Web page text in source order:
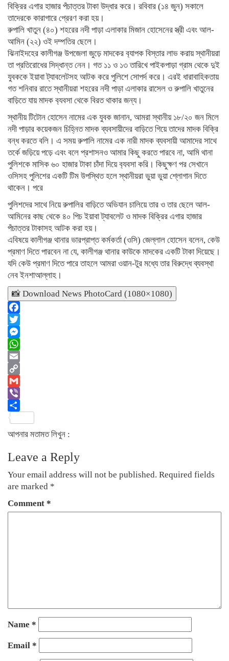
বিক্রির এগার হাজার পঁচাত্তর টাকা উদ্ধার করে। রবিবার (১৪ জুন) সকালে
তাদেরকে কারাগারে প্রেরণ করা হয়।
রুপালি খাতুন (৪০) শহরের নদী পাড়া এলাকার মিজান হোসেনের স্ত্রী এবং আল-
আমিন (২২) ওই দম্পতির ছেলে।
ঝিনাইদহের কালীগঞ্জ উপজেলা জুড়ে মাদকের ব‍্যাপক বিস্তার লাভ করায় স্থানীয়রা
তা প্রতিরোধের সিদ্ধান্ত নেন। গত ১১ ও ১৩ তারিখে পাইকপাড়া গ্রাম থেকে দুই
যুবককে ইয়াবা ট্যাবলেটসহ আটক করে পুলিশে সোপর্দ করে। এরই ধারাবাহিকতায়
গত শনিবার রাতে স্থানীয়রা শহরের নদী পাড়া এলাকার রাসেল ও রুপালি খাতুনের
বাড়িতে যায় মাদক ব‍্যবসা থেকে বিরত থাকার জন্য।
স্থানীয় টিটোন হোসেন নামের এক যুবক জানান, আমরা স্থানীয় ১৮/২০ জন মিলে
নদী পাড়ার কয়েকজন চিহ্নিত মাদক ব্যবসায়ীদের বাড়িতে গিয়ে তাদের মাদক বিক্রি
বন্ধ করতে বলি। এ সময় রুপালি নামের এক নারী মাদক ব্যবসায়ী আমাদের সাথে
তর্কে জড়িয়ে পড়ে এবং বলে প্রশাসনও আমার কিছু করতে পারবে না, আমি থানা
পুলিশকে মাসিক ৬০ হাজার টাকা চাঁদা দিয়ে ব‍্যবসা করি। কিছুক্ষণ পর সেখানে
ওসিসহ পুলিশের একটি টিম উপস্থিত হলে স্থানীয়রা ভুয়া ভুয়া শ্লোগান দিতে
থাকেন। পরে
পুলিশদের সাথে নিয়ে রুপালির বাড়িতে অভিযান চালিয়ে তার ও তার ছেলে আল-
আমিনের কাছ থেকে ৪০ পিচ ইয়াবা ট্যাবলেট ও মাদক বিক্রির এগার হাজার
পঁচাত্তর টাকাসহ আটক করা হয়।
এবিষয়ে কালীগঞ্জ থানার ভারপ্রাপ্ত কর্মকর্তা (ওসি) জেল্লাল হোসেন বলেন, কেউ
প্রমাণ দিতে পারবেন না যে, কালীগঞ্জ থানার কাউকে মাদকের একটি টাকা দিয়েছে।
যদি কেউ প্রমাণ দিতে পারে তাহলে আমরা ওয়ান-টুর মধ্যে তার বিরুদ্ধে ব্যবস্থা
নেব ইনশাআল্লাহ।
📸 Download News PhotoCard (1080×1080)
Facebook
Twitter
Messenger
WhatsApp
Email
Copy
Link
Gmail
Viber
আপনার মতামত লিখুন :
Leave a Reply
Your email address will not be published. Required fields
are marked *
Comment *
Name *
Email *